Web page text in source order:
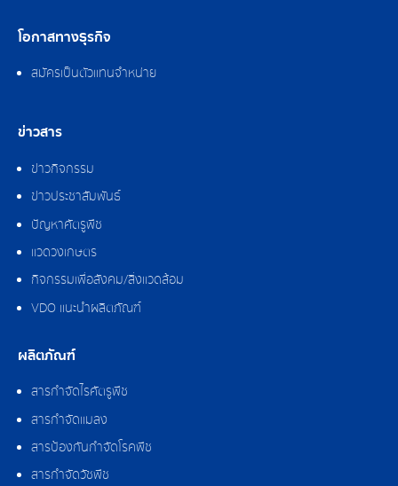
โอกาสทางธุรกิจ
สมัครเป็นตัวแทนจำหน่าย
ข่าวสาร
ข่าวกิจกรรม
ข่าวประชาสัมพันธ์
ปัญหาศัตรูพืช
แวดวงเกษตร
กิจกรรมเพื่อสังคม/สิ่งแวดล้อม
VDO แนะนำผลิตภัณฑ์
ผลิตภัณฑ์
สารกำจัดไรศัตรูพืช
สารกำจัดแมลง
สารป้องกันกำจัดโรคพืช
สารกำจัดวัชพืช